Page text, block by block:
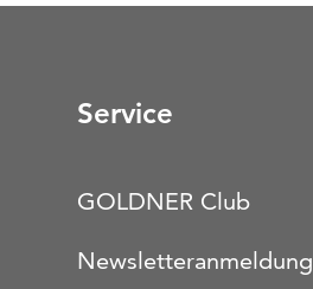
Service
GOLDNER Club
Newsletteranmeldung